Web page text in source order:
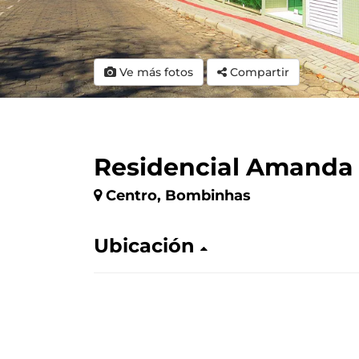
Ve más fotos Compartir
Residencial Amanda
Centro, Bombinhas
Ubicación